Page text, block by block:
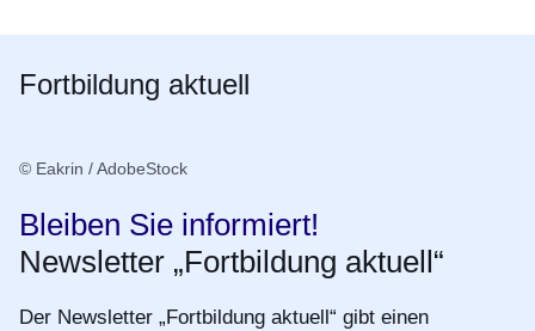
Fortbildung aktuell
© Eakrin / AdobeStock
Bleiben Sie informiert!
Newsletter „Fortbildung aktuell“
Der Newsletter „Fortbildung aktuell“ gibt einen